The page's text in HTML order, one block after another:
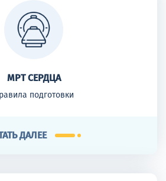
МРТ СЕРДЦА
подготовки
ДАЛЕЕ